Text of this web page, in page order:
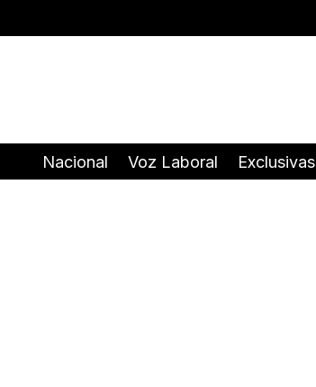
Nacional Voz Laboral Exclusivas